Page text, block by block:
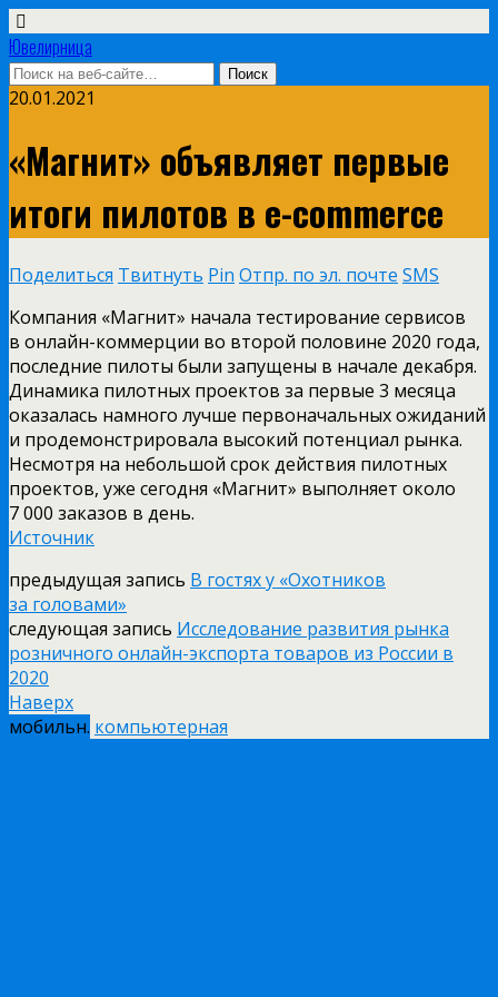
Ювелирница
20.01.2021
«Магнит» объявляет первые
итоги пилотов в e-commerce
Поделиться Твитнуть Pin Отпр. по эл. почте SMS
Компания «Магнит» начала тестирование сервисов
в онлайн-коммерции во второй половине 2020 года,
последние пилоты были запущены в начале декабря.
Динамика пилотных проектов за первые 3 месяца
оказалась намного лучше первоначальных ожиданий
и продемонстрировала высокий потенциал рынка.
Несмотря на небольшой срок действия пилотных
проектов, уже сегодня «Магнит» выполняет около
7 000 заказов в день.
Источник
предыдущая запись В гостях у «Охотников
за головами»
следующая запись Исследование развития рынка
розничного онлайн-экспорта товаров из России в
2020
Наверх
мобильн. компьютерная